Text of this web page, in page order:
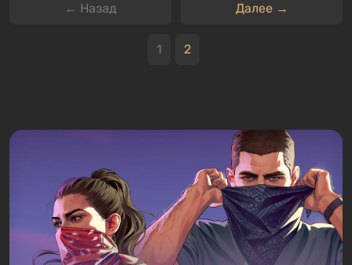
← Назад Далее →
1 2